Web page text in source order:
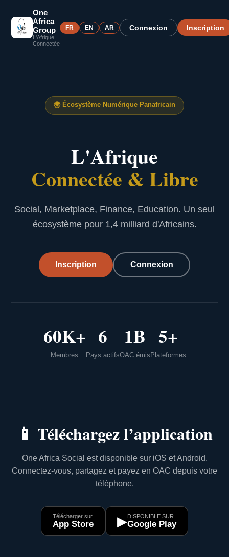
One
Africa
Group
L'Afrique
Connectée
FR EN AR Connexion Inscription
🌍 Écosystème Numérique Panafricain
L'Afrique
Connectée & Libre
Social, Marketplace, Finance, Education. Un seul
écosystème pour 1,4 milliard d'Africains.
Inscription Connexion
60K+
Membres
6
Pays actifs
1B
OAC émis
5+
Plateformes
📱 Téléchargez l’application
One Africa Social est disponible sur iOS et Android.
Connectez-vous, partagez et payez en OAC depuis votre
téléphone.
Télécharger sur
App Store ▶DISPONIBLE SUR
Google Play